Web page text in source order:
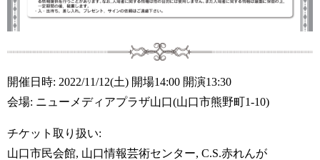
開催日時: 2022/11/12(土) 開場14:00 開演13:30
会場: ニューメディアプラザ山口(山口市熊野町1-10)
チケット取り扱い:
山口市民会館, 山口情報芸術センター, C.S.赤れんが